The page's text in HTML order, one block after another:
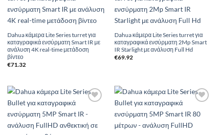
Wishlist
Dahua κάμερα Lite Series turret για
καταγραφικά ενσύρματη Smart IR με
ανάλυση 4K real-time μετάδοση
βίντεο
€71.32
Wishlist
Dahua κάμερα Lite Series turret για
καταγραφικά ενσύρματη 2Mp Smart
IR Starlight με ανάλυση Full Hd
€69.92
Wishlist
Wishlist